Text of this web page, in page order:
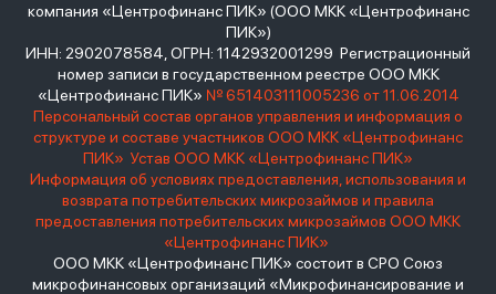
компания «Центрофинанс ПИК» (ООО МКК «Центрофинанс
ПИК»)
ИНН: 2902078584, ОГРН: 1142932001299 Регистрационный
номер записи в государственном реестре ООО МКК
«Центрофинанс ПИК» № 651403111005236 от 11.06.2014
Персональный состав органов управления и информация о
структуре и составе участников ООО МКК «Центрофинанс
ПИК» Устав ООО МКК «Центрофинанс ПИК»
Информация об условиях предоставления, использования и
возврата потребительских микрозаймов и правила
предоставления потребительских микрозаймов ООО МКК
«Центрофинанс ПИК»
ООО МКК «Центрофинанс ПИК» состоит в СРО Союз
микрофинансовых организаций «Микрофинансирование и